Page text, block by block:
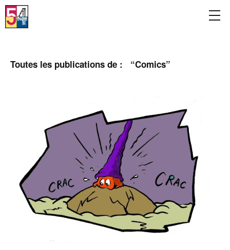
Toutes les publications de : “Comics”